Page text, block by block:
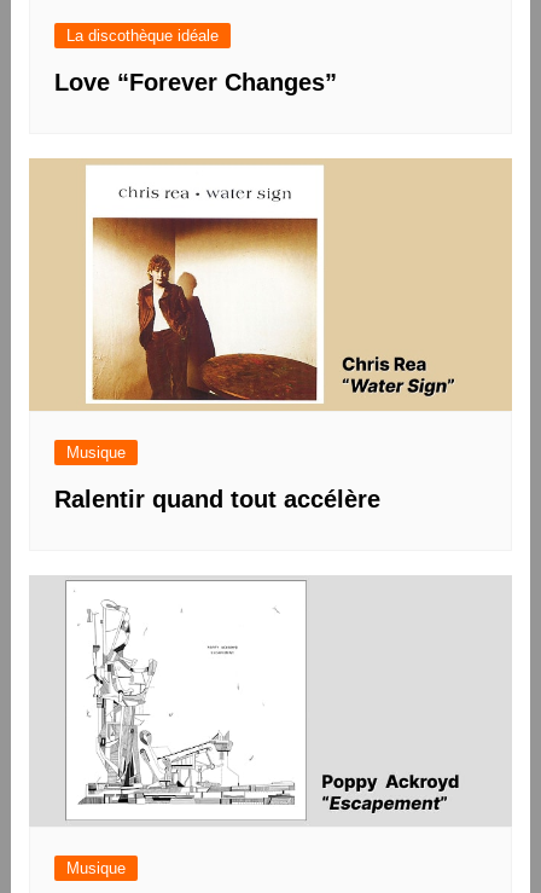
La discothèque idéale
Love “Forever Changes”
Musique
Ralentir quand tout accélère
Musique